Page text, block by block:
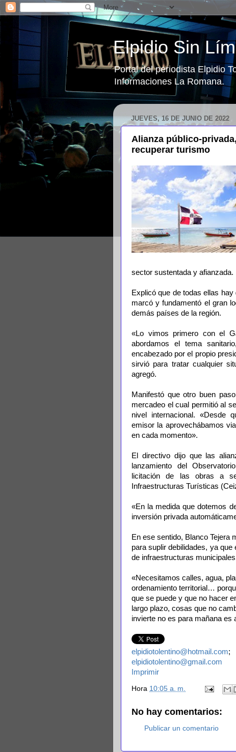
Elpidio Sin
Portal del periodista Elpidio
Informaciones La Romana.
JUEVES, 16 DE JUNIO DE 2022
Alianza público-
recuperar turismo
sector sustentada y afianzada.
Explicó que de todas ellas
marcó y fundamentó el gran
demás países de la región.
«Lo vimos primero con el
abordamos el tema
encabezado por el propio
sirvió para tratar cualquier
agregó.
Manifestó que otro buen
mercadeo el cual permitió al
nivel internacional. «Desde
emisor la aprovechábamos
en cada momento».
El directivo dijo que las
lanzamiento del
licitación de las obras a
Infraestructuras Turísticas
«En la medida que dotemos
inversión privada
En ese sentido, Blanco Tejera
para suplir debilidades, ya que
de infraestructuras
«Necesitamos calles, agua,
ordenamiento territorial…
que se puede y que no hacer
largo plazo, cosas que no
invierte no es para mañana es
elpidiotolentino@hotmail.com;
elpidiotolentino@gmail.com
Imprimir
Hora 10:05 a. m.
No hay comentarios:
Publicar un comentario